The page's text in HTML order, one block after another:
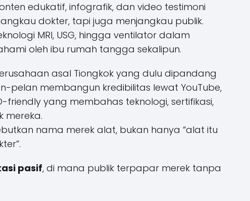
edukatif, infografik, dan video testimoni
dokter, tapi juga menjangkau publik.
MRI, USG, hingga ventilator dalam
oleh ibu rumah tangga sekalipun.
asal Tiongkok yang dulu dipandang
pelan membangun kredibilitas lewat YouTube,
friendly yang membahas teknologi, sertifikasi,
mereka.
nama merek alat, bukan hanya “alat itu
pasif, di mana publik terpapar merek tanpa